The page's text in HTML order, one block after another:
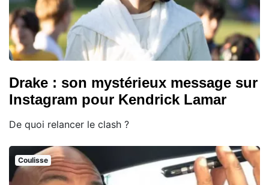
Drake : son mystérieux message sur
Instagram pour Kendrick Lamar
De quoi relancer le clash ?
Coulisse